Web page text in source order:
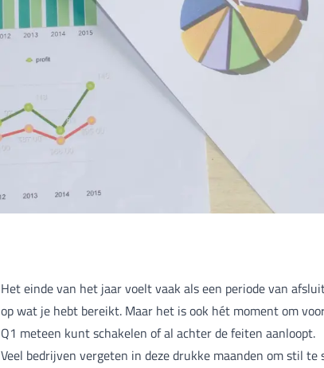
Het einde van het jaar voelt vaak als een periode van
op wat je hebt bereikt. Maar het is ook hét moment om
Q1 meteen kunt schakelen of al achter de feiten aanloopt.
Veel bedrijven vergeten in deze drukke maanden om stil